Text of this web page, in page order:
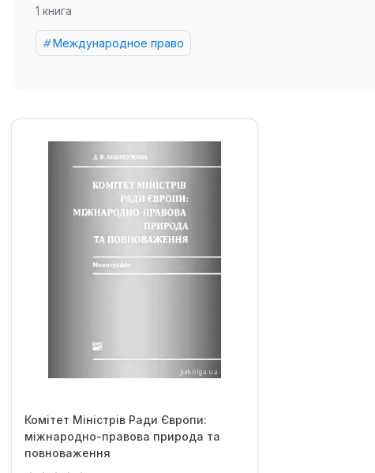
1 книга
Международное право
Комітет Міністрів Ради Європи:
міжнародно-правова природа та
пов­новаження